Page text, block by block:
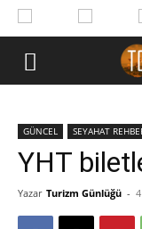
GÜNCEL SEYAHAT
YHT
Yazar Turizm Günlüğü -